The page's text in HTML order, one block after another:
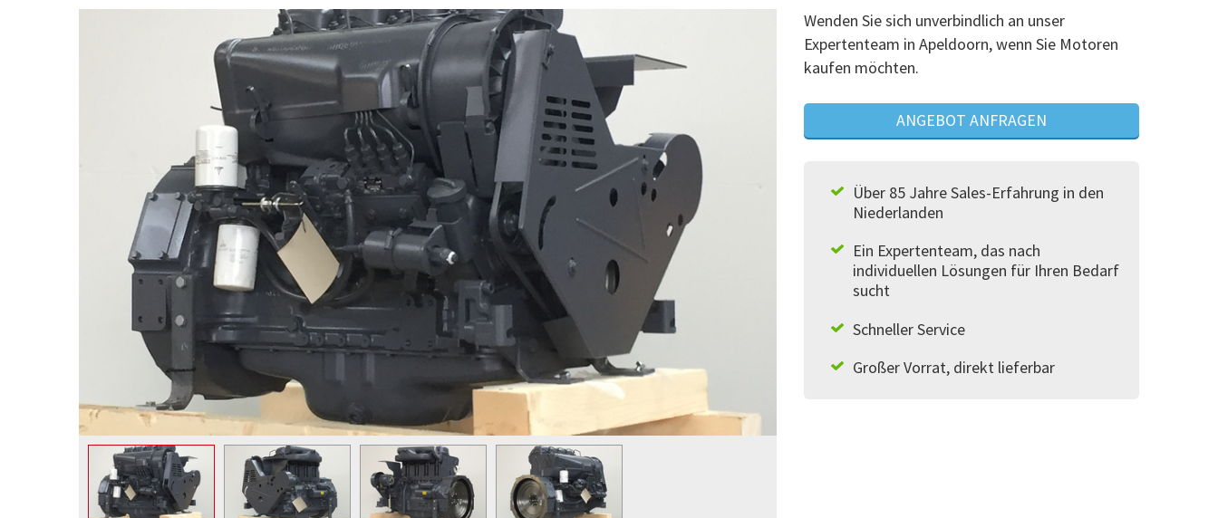
Wenden Sie sich unverbindlich an unser
Expertenteam in Apeldoorn, wenn Sie Motoren
kaufen möchten.
ANGEBOT ANFRAGEN
Über 85 Jahre Sales-Erfahrung in den
Niederlanden
Ein Expertenteam, das nach
individuellen Lösungen für Ihren Bedarf
sucht
Schneller Service
Großer Vorrat, direkt lieferbar